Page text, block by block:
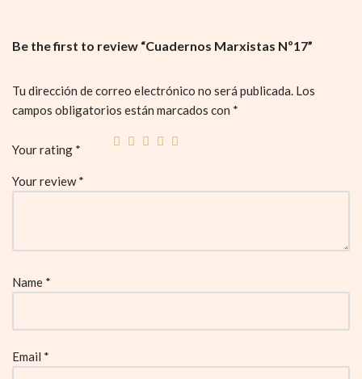
Be the first to review “Cuadernos Marxistas Nº17”
Tu dirección de correo electrónico no será publicada. Los
campos obligatorios están marcados con *
Your rating *
Your review*
Name *
Email *